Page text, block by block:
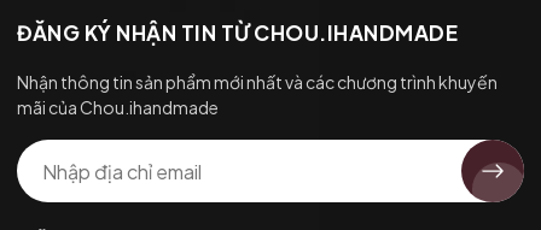
ĐĂNG KÝ NHẬN TIN TỪ CHOU.IHANDMADE
Nhận thông tin sản phẩm mới nhất và các chương trình khuyến
mãi của Chou.ihandmade